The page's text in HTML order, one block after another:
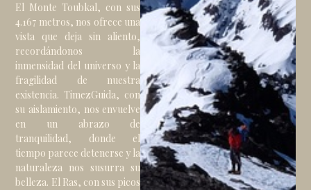
El Monte Toubkal, con sus
4.167 metros, nos ofrece una
vista que deja sin aliento,
recordándonos la
inmensidad del universo y la
fragilidad de nuestra
existencia. TimezGuida, con
su aislamiento, nos envuelve
en un abrazo de
tranquilidad, donde el
tiempo parece detenerse y la
naturaleza nos susurra su
belleza. El Ras, con sus picos